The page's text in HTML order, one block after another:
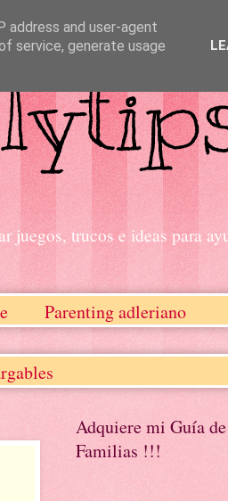
juegos, trucos e ideas para
Parenting adleriano
Adquiere mi Guía
Familias !!!
address and user-agent
service, generate usage